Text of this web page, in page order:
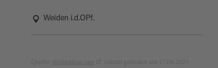
Weiden i.d.OPf.